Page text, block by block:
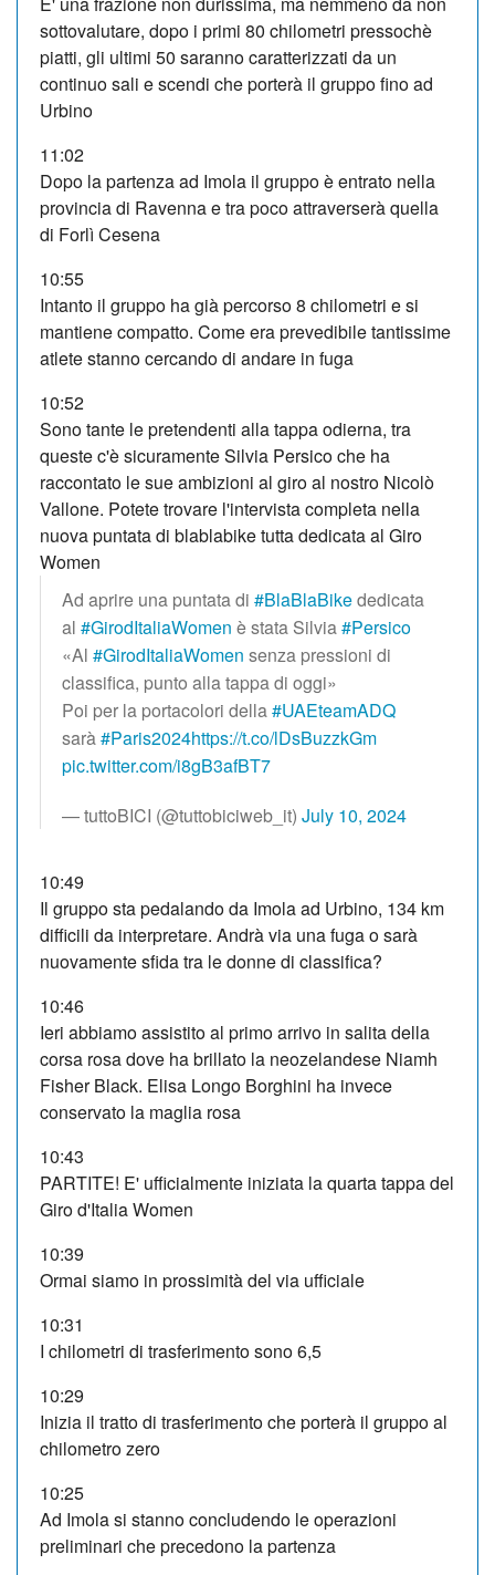
sottovalutare, dopo i primi 80 chilometri pressochè
piatti, gli ultimi 50 saranno caratterizzati da un
continuo sali e scendi che porterà il gruppo fino ad
Urbino
11:02
Dopo la partenza ad Imola il gruppo è entrato nella
provincia di Ravenna e tra poco attraverserà quella
di Forlì Cesena
10:55
Intanto il gruppo ha già percorso 8 chilometri e si
mantiene compatto. Come era prevedibile tantissime
atlete stanno cercando di andare in fuga
10:52
Sono tante le pretendenti alla tappa odierna, tra
queste c'è sicuramente Silvia Persico che ha
raccontato le sue ambizioni al giro al nostro Nicolò
Vallone. Potete trovare l'intervista completa nella
nuova puntata di blablabike tutta dedicata al Giro
Women
Ad aprire una puntata di #BlaBlaBikededicata
al #GirodItaliaWomen è stata Silvia#Persico
«Al #GirodItaliaWomen senza pressioni di
classifica, punto alla tappa di oggi»
Poi per la portacolori della#UAEteamADQ
sarà#Paris2024https://t.co/lDsBuzzkGm
pic.twitter.com/i8gB3afBT7
— tuttoBICI (@tuttobiciweb_it) July 10, 2024
10:49
Il gruppo sta pedalando da Imola ad Urbino, 134 km
difficili da interpretare. Andrà via una fuga o sarà
nuovamente sfida tra le donne di classifica?
10:46
Ieri abbiamo assistito al primo arrivo in salita della
corsa rosa dove ha brillato la neozelandese Niamh
Fisher Black. Elisa Longo Borghini ha invece
conservato la maglia rosa
10:43
PARTITE! E' ufficialmente iniziata la quarta tappa del
Giro d'Italia Women
10:39
Ormai siamo in prossimità del via ufficiale
10:31
I chilometri di trasferimento sono 6,5
10:29
Inizia il tratto di trasferimento che porterà il gruppo al
chilometro zero
10:25
Ad Imola si stanno concludendo le operazioni
preliminari che precedono la partenza